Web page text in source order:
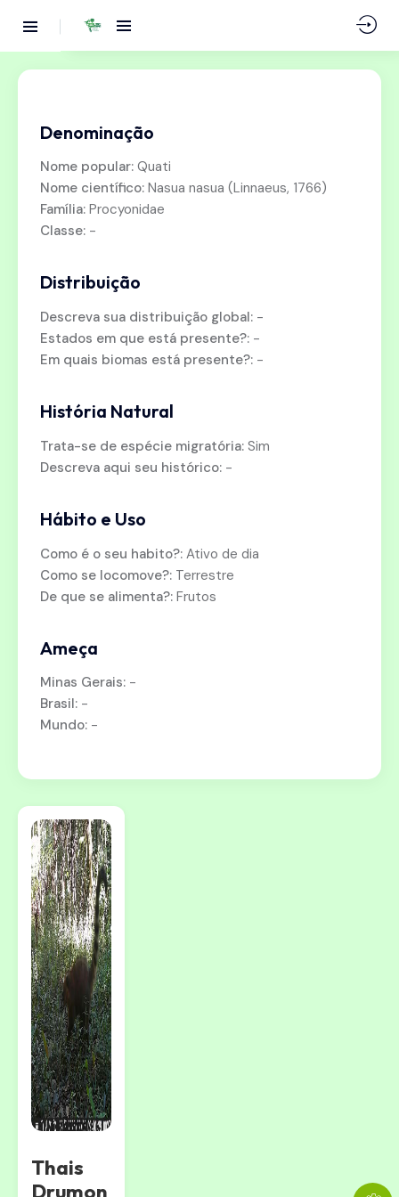
Denominação
Nome popular: Quati
Nome científico: Nasua nasua (Linnaeus, 1766)
Família: Procyonidae
Classe: -
Distribuição
Descreva sua distribuição global: -
Estados em que está presente?: -
Em quais biomas está presente?: -
História Natural
Trata-se de espécie migratória: Sim
Descreva aqui seu histórico: -
Hábito e Uso
Como é o seu habito?: Ativo de dia
Como se locomove?: Terrestre
De que se alimenta?: Frutos
Ameça
Minas Gerais: -
Brasil: -
Mundo: -
Thais
Drumon